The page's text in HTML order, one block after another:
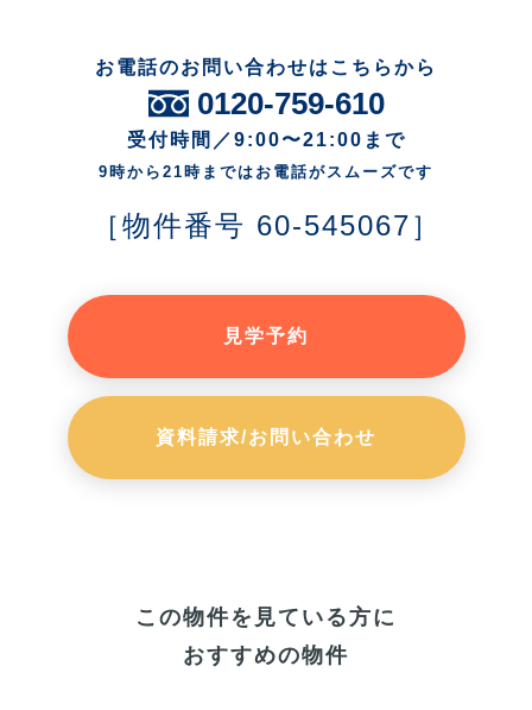
お電話のお問い合わせはこちらから
0120-759-610
受付時間／9:00〜21:00まで
9時から21時まではお電話がスムーズです
［物件番号 60-545067］
見学予約
資料請求/お問い合わせ
この物件を見ている方に
おすすめの物件